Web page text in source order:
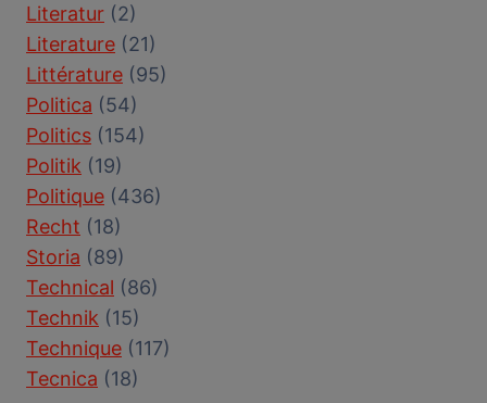
Literatur (2)
Literature (21)
Littérature (95)
Politica (54)
Politics (154)
Politik (19)
Politique (436)
Recht (18)
Storia (89)
Technical (86)
Technik (15)
Technique (117)
Tecnica (18)